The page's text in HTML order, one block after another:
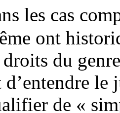
les cas
ont
du
d’entendre
de «